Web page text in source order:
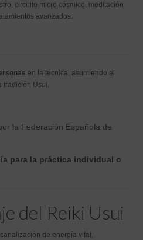
circuito micro cósmico, meditación
avanzados.
en la técnica, asumiendo el
tradición Usui.
la Federación Española de
para la práctica individual o
del Reiki Usui
de energía vital,